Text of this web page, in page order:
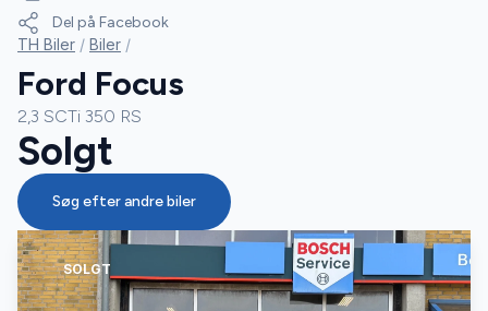
SOLGT
Del på Facebook
TH Biler / Biler /
Ford Focus
2,3 SCTi 350 RS
Solgt
Søg efter andre biler